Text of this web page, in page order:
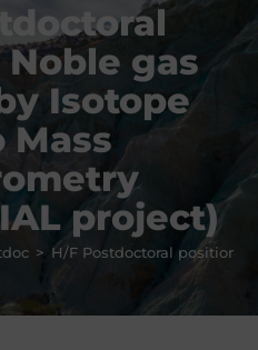
gas
Isotope
Mass
project)
> H/F Postdoctoral position –